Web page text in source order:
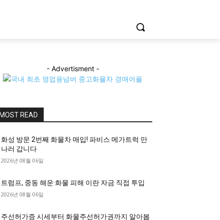
- Advertisment -
READ
화성 방문 2번째 화물차 매입! 파비스 메가트럭 만
나러 갑니다
2026년 08월 06일
트럼프, 중동 해운·화물 피해 이란 자금 직접 투입
2026년 08월 06일
주선허가증 시세부터 화물주선허가권까지 알아봅